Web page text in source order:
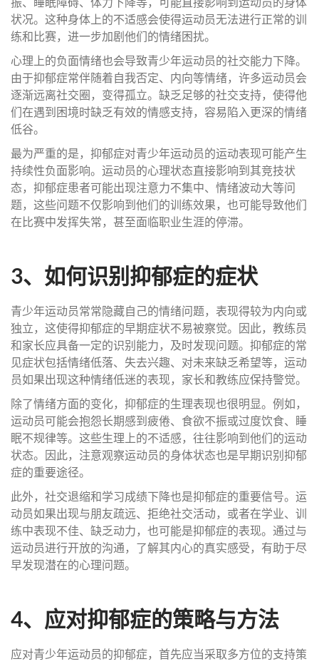
状况。这种身体上的不适感会使得运动员无法进行正常的训
练和比赛，进一步加剧他们的情绪困扰。
心理上的负面情绪也会导致青少年运动员的社交能力下降。
由于抑郁症常伴随着自我否定、内向等情绪，许多运动员会
逐渐远离社交圈，变得孤立。缺乏足够的社交支持，使得他
们在遇到困境时缺乏有效的情感支持，容易陷入更深的情绪
低谷。
最为严重的是，抑郁症对青少年运动员的运动表现可能产生
持续性负面影响。运动员的心理状态直接影响到其竞技状
态，抑郁症患者可能出现注意力不集中、情绪波动大等问
题，这些问题不仅影响到他们的训练效果，也可能导致他们
在比赛中发挥失常，甚至面临职业生涯的停滞。
3、如何识别抑郁症的症状
青少年运动员常常隐藏自己的情绪问题，表现得较为内向或
独立，这使得抑郁症的早期症状不易被察觉。因此，教练员
和家长应具备一定的识别能力，及时发现问题。抑郁症的常
见症状包括情绪低落、失去兴趣、对未来缺乏希望等，运动
员如果出现这种情绪低迷的表现，家长和教练应保持警觉。
除了情绪方面的变化，抑郁症的生理表现也很明显。例如，
运动员可能会抱怨长期感到疲倦、食欲不振或过度饮食、睡
眠不规律等。这些生理上的不适感，往往影响到他们的运动
状态。因此，注意观察运动员的身体状态也是早期识别抑郁
症的重要途径。
此外，社交退缩和学习成绩下降也是抑郁症的重要信号。运
动员如果出现与朋友疏远、拒绝社交活动，或者在学业、训
练中表现不佳、缺乏动力，也可能是抑郁症的表现。通过与
运动员进行开放的沟通，了解其内心的真实感受，有助于尽
早发现潜在的心理问题。
4、应对抑郁症的策略与方法
应对青少年运动员的抑郁症，首先应当采取多方位的支持策